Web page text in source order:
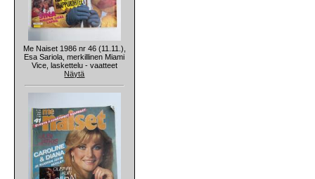
Me Naiset 1986 nr 46 (11.11.),
Esa Sariola, merkillinen Miami
Vice, laskettelu - vaatteet
Näytä